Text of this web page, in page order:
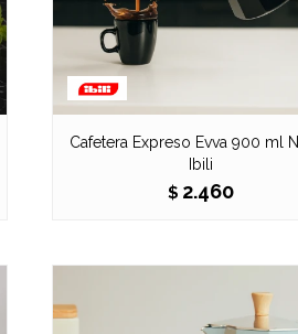
Cafetera Expreso Evva 900 ml
Ibili
$ 2.460